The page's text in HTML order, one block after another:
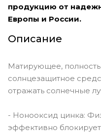
продукцию от
Европы и России.
Описание
Матирующее,
солнцезащитное
отражать солнечные
- Нонооксид цинка:
эффективно